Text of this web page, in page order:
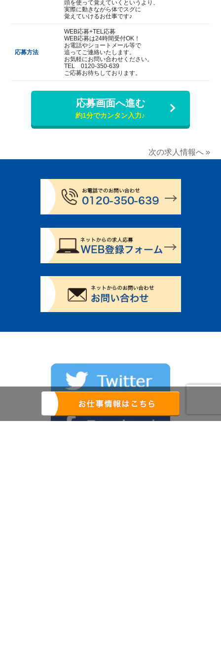
頭を使って覚えていくというより、
実際に動きながら体でスグに
覚えていけるお仕事です♪
応募方法
WEB応募+TEL応募
WEB応募は24時間受付OK！
お電話やショートメール等で
追ってご連絡いたします。
お気軽にお問い合わせください。
TEL 0120-350-639
ご応募お待ちしております。
応募画面へ進む
約1分でカンタン入力♪
次の求人情報へ »